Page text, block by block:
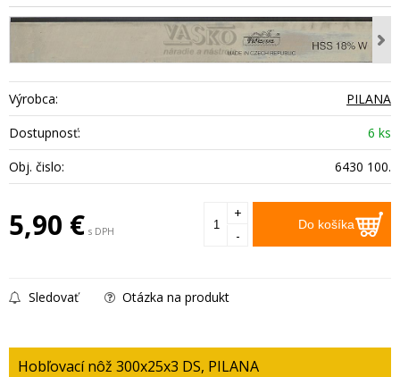
Výrobca:
PILANA
Dostupnosť:
6 ks
Obj. čislo:
6430 100.
5,90 € s DPH Do košíka
+
-
Sledovať Otázka na produkt
Hobľovací nôž 300x25x3 DS, PILANA